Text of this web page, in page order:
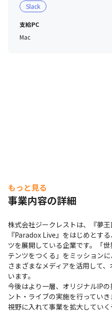
MEETSシナリオ編-
https://
Slack
支給PC
Mac
もっと見る
事業内容の詳細
株式会社ジークレストは、『夢
『Paradox Live』をはじめとす
ツを展開している企業です。「
テンツをつくる」をミッション
さまざまなメディアを活用して
います。
今後はより一層、オリジナルIP
ント・ライブの実施を行ってい
視野に入れて事業を拡大していく